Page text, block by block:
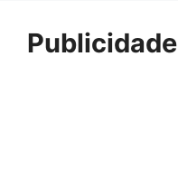
Publicidade